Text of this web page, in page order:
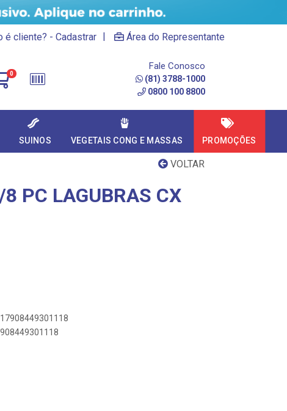
é cliente? - Cadastrar | Área do Representante
0
Fale Conosco
(81) 3788-1000
0800 100 8800
SUINOS VEGETAIS CONG E MASSAS PROMOÇÕES
VOLTAR
PC LAGUBRAS CX